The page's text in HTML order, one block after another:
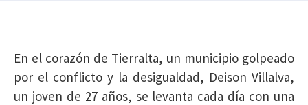
En el corazón de Tierralta, un municipio golpeado
por el conflicto y la desigualdad, Deison Villalva,
un joven de 27 años, se levanta cada día con una